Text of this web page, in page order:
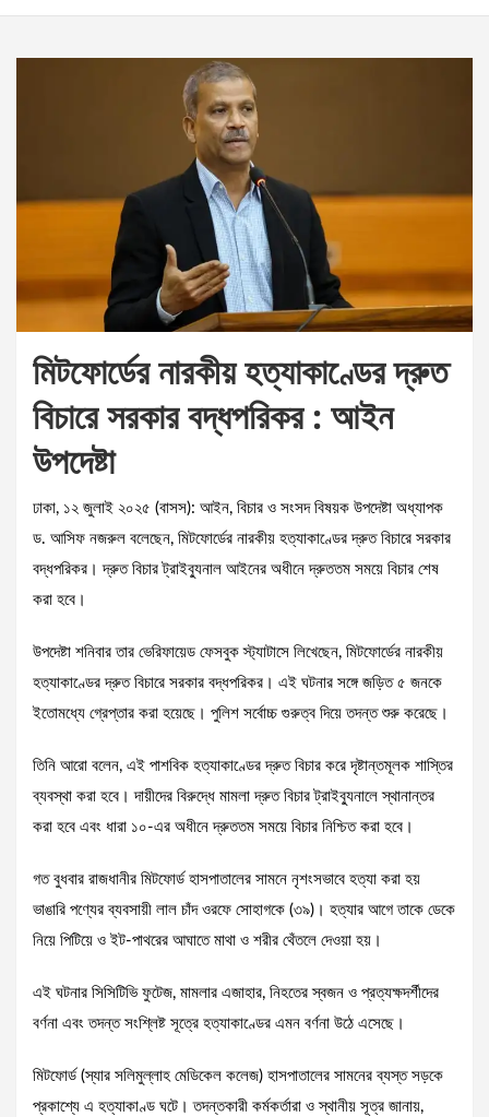
মিটফোর্ডের নারকীয় হত্যাকাণ্ডের দ্রুত
বিচারে সরকার বদ্ধপরিকর : আইন
উপদেষ্টা
ঢাকা, ১২ জুলাই ২০২৫ (বাসস): আইন, বিচার ও সংসদ বিষয়ক উপদেষ্টা অধ্যাপক
ড. আসিফ নজরুল বলেছেন, মিটফোর্ডের নারকীয় হত্যাকাণ্ডের দ্রুত বিচারে সরকার
বদ্ধপরিকর। দ্রুত বিচার ট্রাইব্যুনাল আইনের অধীনে দ্রুততম সময়ে বিচার শেষ
করা হবে।
উপদেষ্টা শনিবার তার ভেরিফায়েড ফেসবুক স্ট্যাটাসে লিখেছেন, মিটফোর্ডের নারকীয়
হত্যাকাণ্ডের দ্রুত বিচারে সরকার বদ্ধপরিকর। এই ঘটনার সঙ্গে জড়িত ৫ জনকে
ইতোমধ্যে গ্রেপ্তার করা হয়েছে। পুলিশ সর্বোচ্চ গুরুত্ব দিয়ে তদন্ত শুরু করেছে।
তিনি আরো বলেন, এই পাশবিক হত্যাকাণ্ডের দ্রুত বিচার করে দৃষ্টান্তমূলক শাস্তির
ব্যবস্থা করা হবে। দায়ীদের বিরুদ্ধে মামলা দ্রুত বিচার ট্রাইব্যুনালে স্থানান্তর
করা হবে এবং ধারা ১০-এর অধীনে দ্রুততম সময়ে বিচার নিশ্চিত করা হবে।
গত বুধবার রাজধানীর মিটফোর্ড হাসপাতালের সামনে নৃশংসভাবে হত্যা করা হয়
ভাঙারি পণ্যের ব্যবসায়ী লাল চাঁদ ওরফে সোহাগকে (৩৯)। হত্যার আগে তাকে ডেকে
নিয়ে পিটিয়ে ও ইট-পাথরের আঘাতে মাথা ও শরীর থেঁতলে দেওয়া হয়।
এই ঘটনার সিসিটিভি ফুটেজ, মামলার এজাহার, নিহতের স্বজন ও প্রত্যক্ষদর্শীদের
বর্ণনা এবং তদন্ত সংশ্লিষ্ট সূত্রে হত্যাকাণ্ডের এমন বর্ণনা উঠে এসেছে।
মিটফোর্ড (স্যার সলিমুল্লাহ মেডিকেল কলেজ) হাসপাতালের সামনের ব্যস্ত সড়কে
প্রকাশ্যে এ হত্যাকাণ্ড ঘটে। তদন্তকারী কর্মকর্তারা ও স্থানীয় সূত্র জানায়,